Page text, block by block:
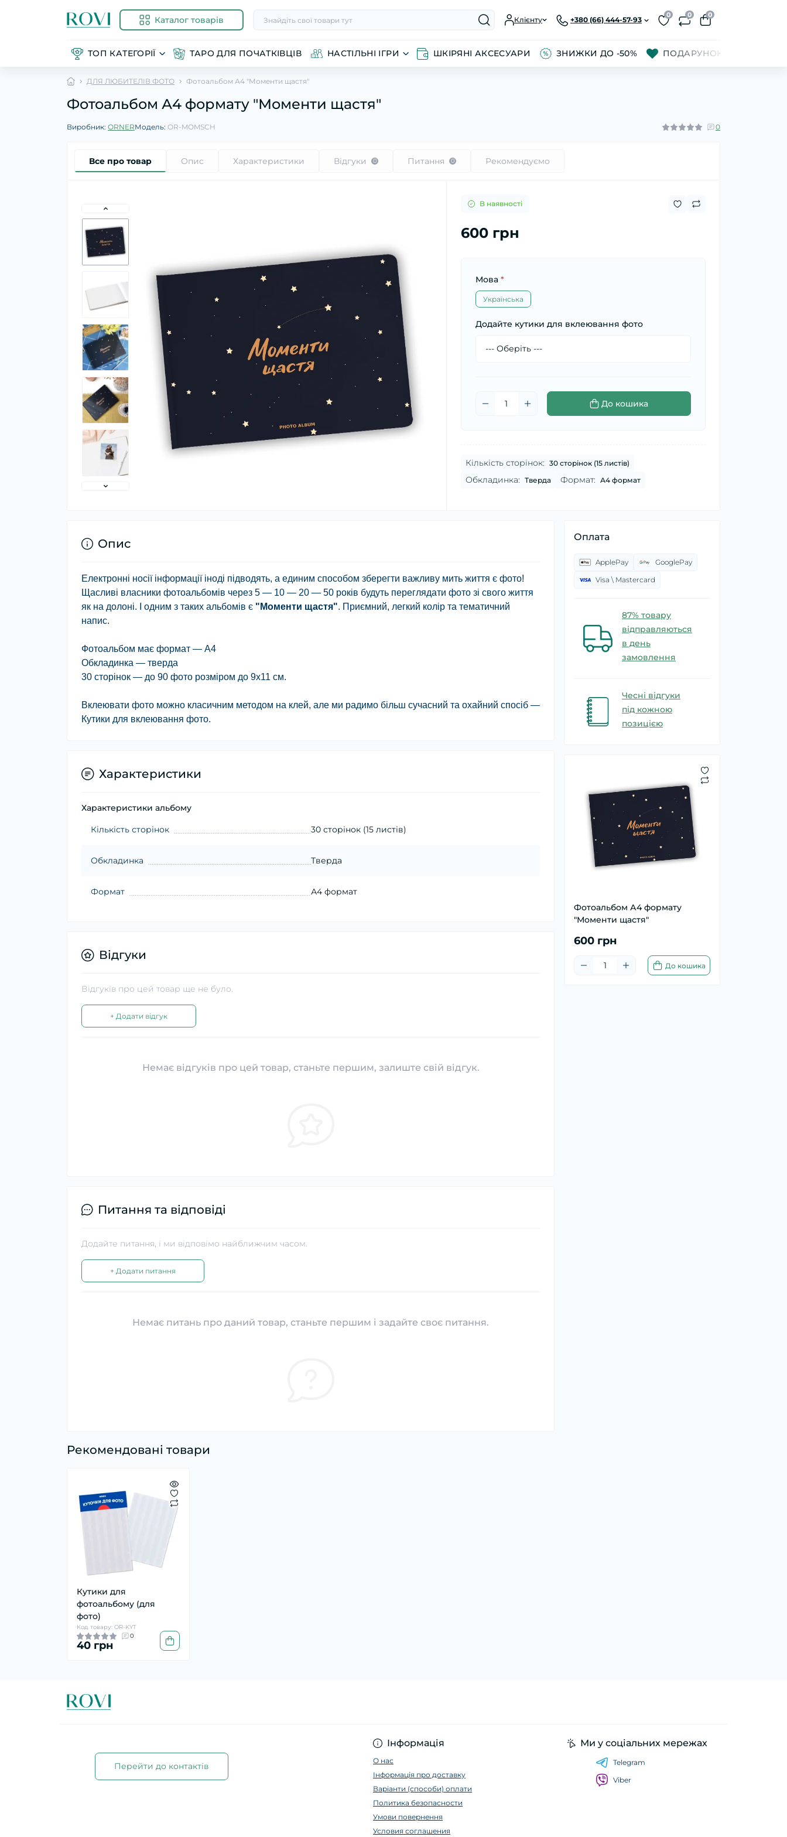
Каталог товарів Клієнту +380 (66) 444-57-93
0 0 0
ТОП КАТЕГОРІЇ ТАРО ДЛЯ ПОЧАТКІВЦІВ НАСТІЛЬНІ ІГРИ ШКІРЯНІ АКСЕСУАРИ ЗНИЖКИ ДО -50% ПОДАРУНОК ПОЛОВИНЦІ
ДЛЯ ЛЮБИТЕЛІВ ФОТО Фотоальбом А4 "Моменти щастя"
Фотоальбом А4 формату "Моменти щастя"
Виробник: ORNERМодель: OR-MOMSCH 0
Все про товар Опис Характеристики Відгуки 0 Питання 0 Рекомендуємо
В наявності
600 грн
Мова *
Українська
Додайте кутики для вклеювання фото
До кошика
Кількість сторінок: 30 сторінок (15 листів)
Обкладинка: Тверда Формат: А4 формат
Оплата
ApplePay
GooglePay
Visa \ Mastercard
87% товару
відправляються
в день
замовлення
Чесні відгуки
під кожною
позицією
Фотоальбом А4 формату
"Моменти щастя"
600 грн
До кошика
Опис
Електронні носії інформації іноді підводять, а единим способом зберегти важливу мить життя є фото!
Щасливі власники фотоальбомів через 5 — 10 — 20 — 50 років будуть переглядати фото зі свого життя
як на долоні. І одним з таких альбомів є "Моменти щастя". Приємний, легкий колір та тематичний
напис.
Фотоальбом має формат — А4
Обкладинка — тверда
30 сторінок — до 90 фото розміром до 9х11 см.
Вклеювати фото можно класичним методом на клей, але ми радимо більш сучасний та охайний спосіб —
Кутики для вклеювання фото.
Характеристики
Характеристики альбому
Кількість сторінок 30 сторінок (15 листів)
Обкладинка Тверда
Формат А4 формат
Відгуки
Відгуків про цей товар ще не було.
+ Додати відгук
Немає відгуків про цей товар, станьте першим, залиште свій відгук.
Питання та відповіді
Додайте питання, і ми відповімо найближчим часом.
+ Додати питання
Немає питань про даний товар, станьте першим і задайте своє питання.
Рекомендовані товари
Кутики для
фотоальбому (для
фото)
Код товару: OR-KYT
0
40 грн
Перейти до контактів
Інформація
О нас
Інформація про доставку
Варіанти (способи) оплати
Политика безопасности
Умови повернення
Условия соглашения
Ми у соціальних мережах
Telegram
Viber